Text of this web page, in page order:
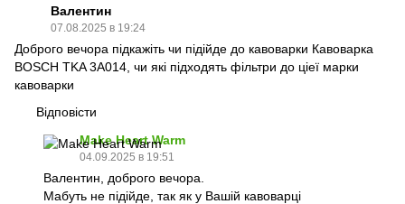
Валентин
07.08.2025 в 19:24
Доброго вечора підкажіть чи підійде до кавоварки Кавоварка
BOSCH TKA 3A014, чи які підходять фільтри до ціеї марки
кавоварки
Відповісти
Make Heart Warm
04.09.2025 в 19:51
Валентин, доброго вечора.
Мабуть не підійде, так як у Вашій кавоварці